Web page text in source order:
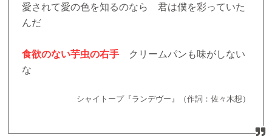
愛されて愛の色を知るのなら 君は僕を彩っていた
んだ
食欲のない芋虫の右手 クリームパンも味がしない
な
シャイトープ『ランデヴー』（作詞：佐々木想）